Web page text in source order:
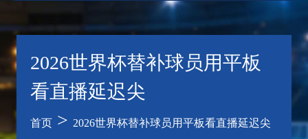
2026世界杯替补球员用平板
看直播延迟尖
首页 > 2026世界杯替补球员用平板看直播延迟尖